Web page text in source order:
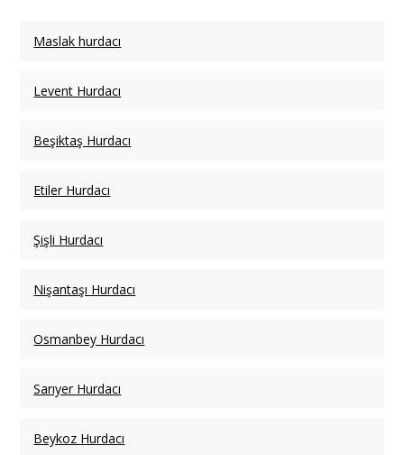
Maslak hurdacı
Levent Hurdacı
Beşiktaş Hurdacı
Etiler Hurdacı
Şişli Hurdacı
Nişantaşı Hurdacı
Osmanbey Hurdacı
Sarıyer Hurdacı
Beykoz Hurdacı